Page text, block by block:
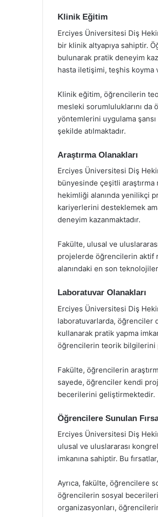
Klinik Eğitim
Erciyes Üniversitesi Diş
bir klinik altyapıya sahiptir.
bulunarak pratik deneyim
hasta iletişimi, teşhis koyma
Klinik eğitim, öğrencilerin
mesleki sorumluluklarını da
yöntemlerini uygulama
şekilde atılmaktadır.
Araştırma Olanakları
Erciyes Üniversitesi Diş
bünyesinde çeşitli
hekimliği alanında yenilikçi
kariyerlerini desteklemek
deneyim kazanmaktadır.
Fakülte, ulusal ve
projelerde öğrencilerin aktif
alanındaki en son
Laboratuvar Olanakları
Erciyes Üniversitesi Diş
laboratuvarlarda, öğrenciler
kullanarak pratik yapma
öğrencilerin teorik bilgilerini
Fakülte, öğrencilerin
sayede, öğrenciler kendi
becerilerini geliştirmektedir.
Öğrencilere Sunulan
Erciyes Üniversitesi Diş
ulusal ve uluslararası
imkanına sahiptir. Bu
Ayrıca, fakülte, öğrencilere
öğrencilerin sosyal
organizasyonları,